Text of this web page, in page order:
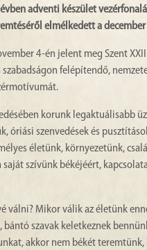
adventi készület
elmélkedett a
4-én jelent meg Szent
szabadságon felépítendő,
korunk legaktuálisabb
óriási szenvedések és
életünk, környezetünk,
saját szívünk békéjéért,
válni? Mikor válik az életünk
bántó szavak keletkeznek
akkor nem békét